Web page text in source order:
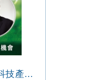
2025管理講座：生物科技產業的願景與機會